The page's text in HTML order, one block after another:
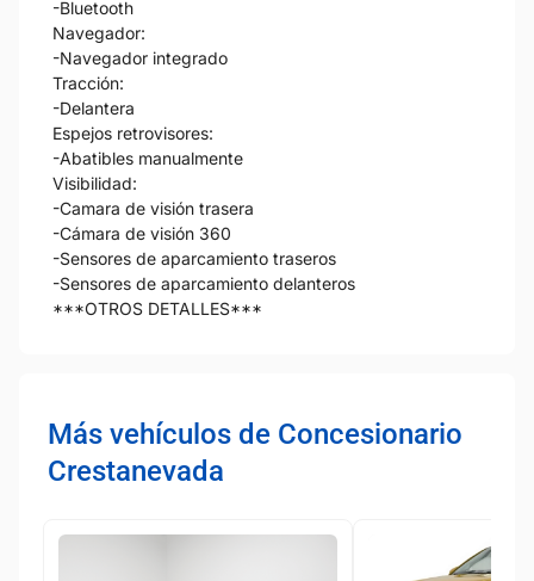
-Bluetooth
Navegador:
-Navegador integrado
Tracción:
-Delantera
Espejos retrovisores:
-Abatibles manualmente
Visibilidad:
-Camara de visión trasera
-Cámara de visión 360
-Sensores de aparcamiento traseros
-Sensores de aparcamiento delanteros
***OTROS DETALLES***
Más vehículos de Concesionario
Crestanevada